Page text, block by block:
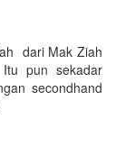
dari Mak Ziah
pun sekadar
secondhand